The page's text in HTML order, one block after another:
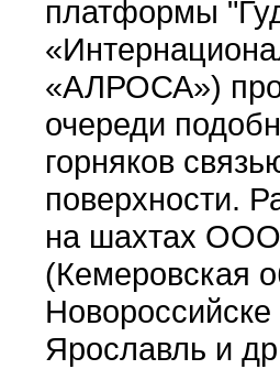
платформы
«АЛРОСА»)
очереди
горняков
поверхности.
на шахтах ООО
(Кемеровская
Ярославль и